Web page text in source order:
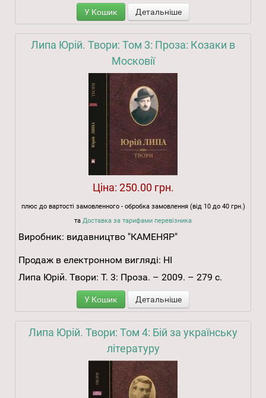
У Кошик Детальніше
Липа Юрій. Твори: Том 3: Проза: Козаки в
Московії
Ціна: 250.00 грн.
плюс до вартості замовленного - обробка замовлення (від 10 до 40 грн.)
та Доставка за тарифами перевізника
Виробник: видавництво "КАМЕНЯР"
Продаж в електронном вигляді: НІ
Липа Юрій. Твори: Т. 3: Проза. – 2009. – 279 с.
У Кошик Детальніше
Липа Юрій. Твори: Том 4: Бій за українську
літературу